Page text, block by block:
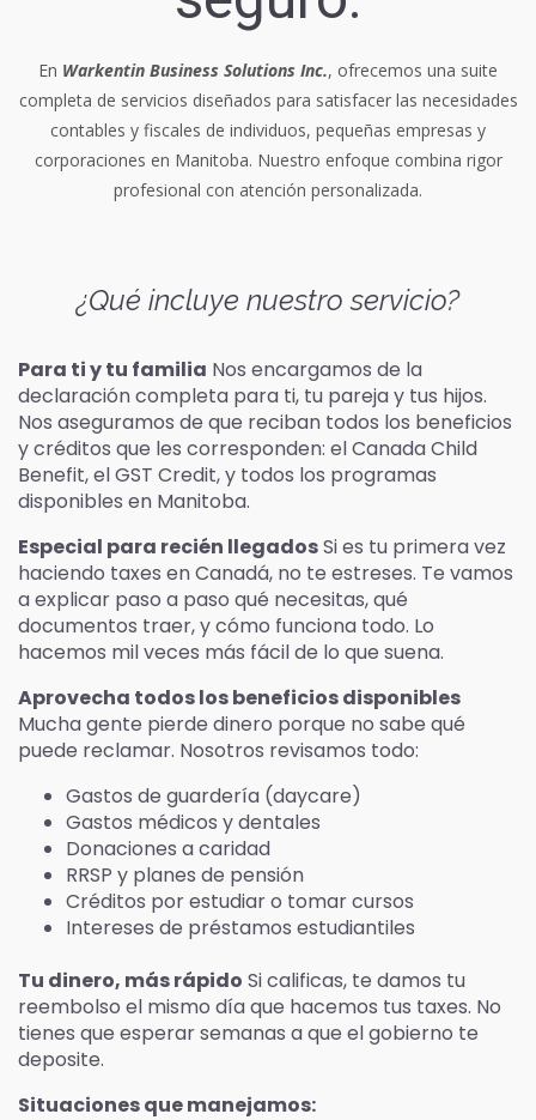
En Warkentin Business Solutions Inc., ofrecemos una suite
completa de servicios diseñados para satisfacer las necesidades
contables y fiscales de individuos, pequeñas empresas y
corporaciones en Manitoba. Nuestro enfoque combina rigor
profesional con atención personalizada.
¿Qué incluye nuestro servicio?
Para ti y tu familia Nos encargamos de la
declaración completa para ti, tu pareja y tus hijos.
Nos aseguramos de que reciban todos los beneficios
y créditos que les corresponden: el Canada Child
Benefit, el GST Credit, y todos los programas
disponibles en Manitoba.
Especial para recién llegadosSi es tu primera vez
haciendo taxes en Canadá, no te estreses. Te vamos
a explicar paso a paso qué necesitas, qué
documentos traer, y cómo funciona todo. Lo
hacemos mil veces más fácil de lo que suena.
Aprovecha todos los beneficios disponibles
Mucha gente pierde dinero porque no sabe qué
puede reclamar. Nosotros revisamos todo:
Gastos de guardería (daycare)
Gastos médicos y dentales
Donaciones a caridad
RRSP y planes de pensión
Créditos por estudiar o tomar cursos
Intereses de préstamos estudiantiles
Tu dinero, más rápido Si calificas, te damos tu
reembolso el mismo día que hacemos tus taxes. No
tienes que esperar semanas a que el gobierno te
deposite.
Situaciones que manejamos: